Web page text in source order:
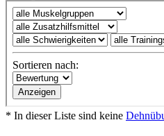
* In dieser Liste sind keine